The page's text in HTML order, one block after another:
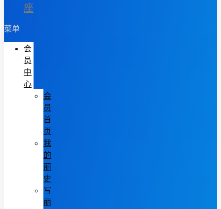
座
菜单
会
员
中
心
会
员
首
页
我
的
丽
史
写
丽